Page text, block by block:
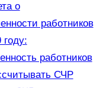
о
работников
работников
СЧР